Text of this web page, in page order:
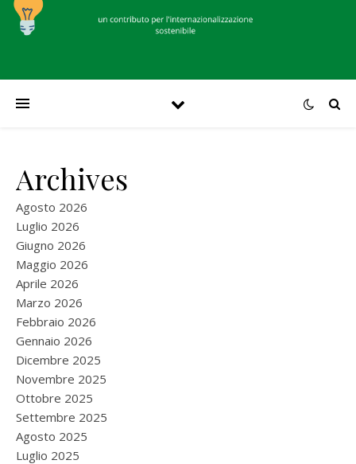
Archives
Agosto 2026
Luglio 2026
Giugno 2026
Maggio 2026
Aprile 2026
Marzo 2026
Febbraio 2026
Gennaio 2026
Dicembre 2025
Novembre 2025
Ottobre 2025
Settembre 2025
Agosto 2025
Luglio 2025